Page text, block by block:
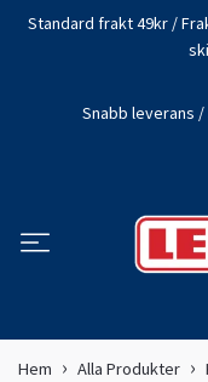
Standard frakt 49kr /
Snabb leverans
Hem Alla Produkter